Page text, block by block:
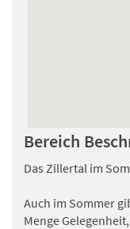
, gab
Bereich
Das Zillertal im
Auch im Sommer
Menge